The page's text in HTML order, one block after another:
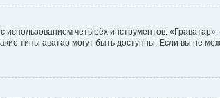
четырёх инструментов:
типы аватар могут быть доступны. Если вы не